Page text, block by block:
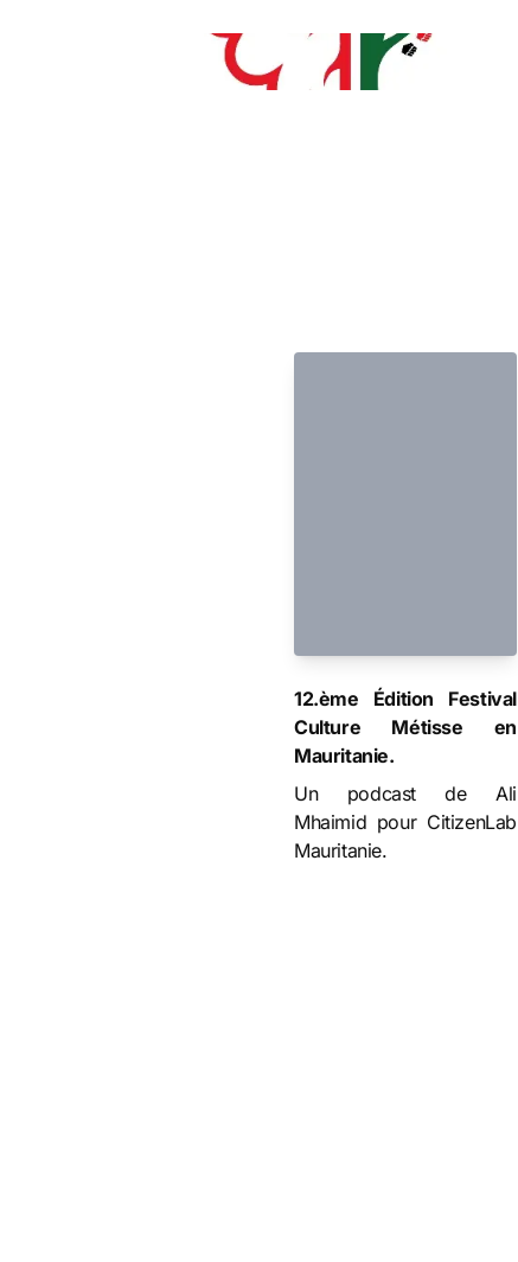
12.ème Édition Festival
Culture Métisse en
Mauritanie.
Un podcast de Ali
Mhaimid pour CitizenLab
Mauritanie.